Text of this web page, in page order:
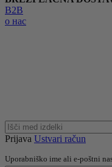
B2B
о нас
Prijava Ustvari račun
Uporabniško ime ali e-poštni